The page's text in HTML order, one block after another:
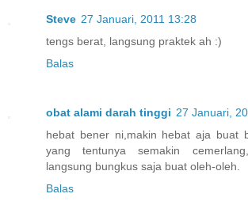
Steve 27 Januari, 2011 13:28
tengs berat, langsung praktek ah :)
Balas
obat alami darah tinggi 27 Januari,
hebat bener ni,makin hebat aja buat
yang tentunya semakin
langsung bungkus saja buat oleh-oleh.
Balas